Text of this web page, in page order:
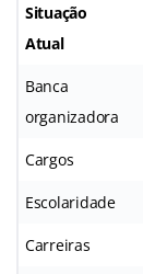
Situação
Atual
Banca
organizadora
Cargos
Escolaridade
Carreiras